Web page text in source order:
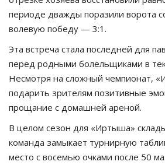
периоде дважды поразили ворота
волевую победу — 3:1.
Эта встреча стала последней для
перед родными болельщиками в
Несмотря на сложный чемпионат,
подарить зрителям позитивные
прощание с домашней ареной.
В целом сезон для «Иртыша»
команда замыкает турнирную
место с восемью очками после 50